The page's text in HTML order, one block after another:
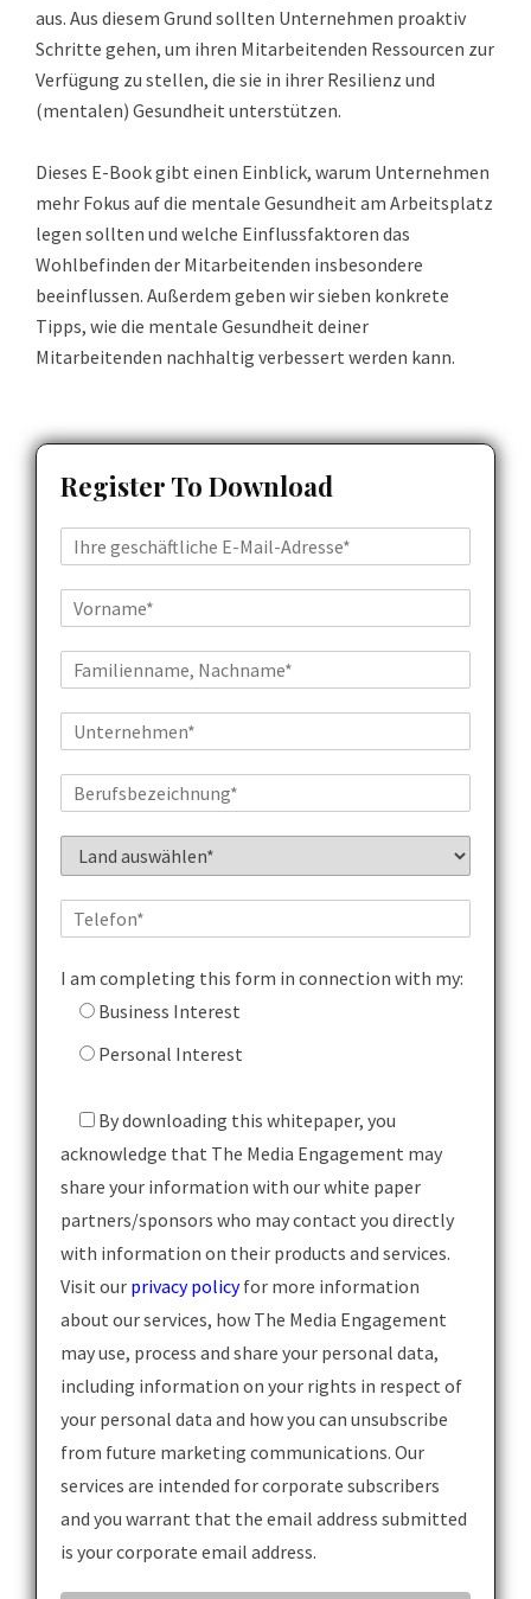
aus. Aus diesem Grund sollten Unternehmen proaktiv
Schritte gehen, um ihren Mitarbeitenden Ressourcen zur
Verfügung zu stellen, die sie in ihrer Resilienz und
(mentalen) Gesundheit unterstützen.
Dieses E-Book gibt einen Einblick, warum Unternehmen
mehr Fokus auf die mentale Gesundheit am Arbeitsplatz
legen sollten und welche Einflussfaktoren das
Wohlbefinden der Mitarbeitenden insbesondere
beeinflussen. Außerdem geben wir sieben konkrete
Tipps, wie die mentale Gesundheit deiner
Mitarbeitenden nachhaltig verbessert werden kann.
Register To Download
I am completing this form in connection with my:
Business Interest
Personal Interest
By downloading this whitepaper, you
acknowledge that The Media Engagement may
share your information with our white paper
partners/sponsors who may contact you directly
with information on their products and services.
Visit our privacy policyfor more information
about our services, how The Media Engagement
may use, process and share your personal data,
including information on your rights in respect of
your personal data and how you can unsubscribe
from future marketing communications. Our
services are intended for corporate subscribers
and you warrant that the email address submitted
is your corporate email address.